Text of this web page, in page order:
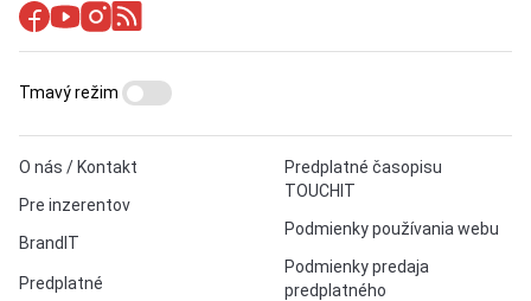
O nás / Kontakt
Pre inzerentov
BrandIT
Predplatné
Predplatné časopisu
TOUCHIT
Podmienky používania webu
Podmienky predaja
predplatného
Tmavý režim